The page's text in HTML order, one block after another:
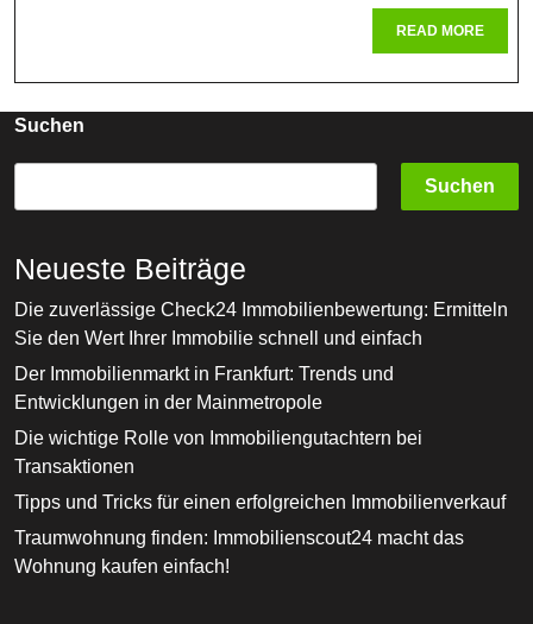
Der
Aspekte
READ MOREREAD
MORE
Suchen
Suchen
Neueste Beiträge
Die zuverlässige Check24 Immobilienbewertung: Ermitteln
Sie den Wert Ihrer Immobilie schnell und einfach
Der Immobilienmarkt in Frankfurt: Trends und
Entwicklungen in der Mainmetropole
Die wichtige Rolle von Immobiliengutachtern bei
Transaktionen
Tipps und Tricks für einen erfolgreichen Immobilienverkauf
Traumwohnung finden: Immobilienscout24 macht das
Wohnung kaufen einfach!